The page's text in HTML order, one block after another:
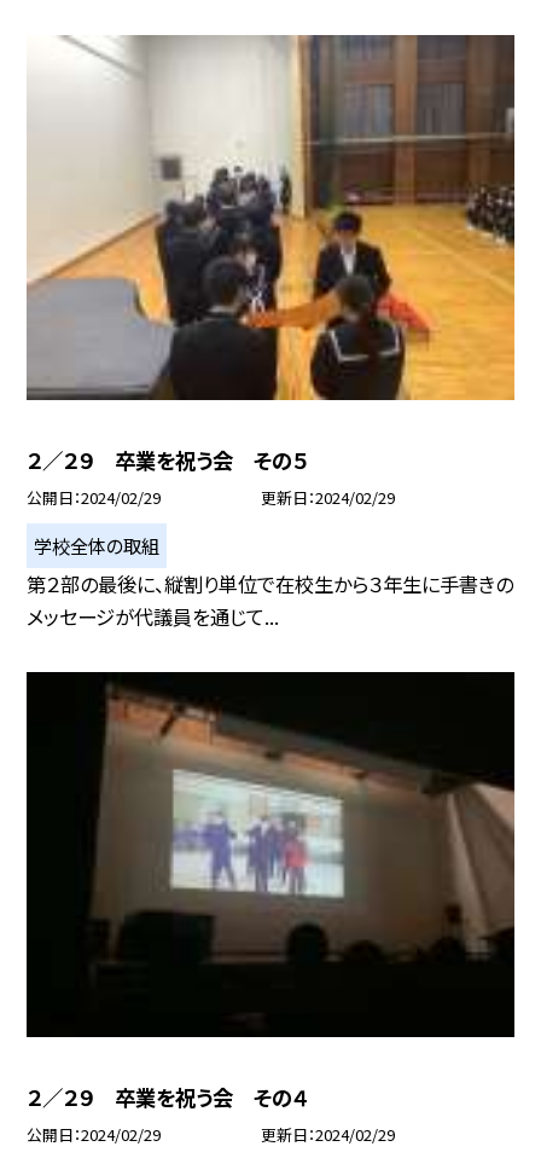
２／２９ 卒業を祝う会 その５
公開日 2024/02/29 更新日 2024/02/29
学校全体の取組
第２部の最後に、縦割り単位で在校生から３年生に手書きの
メッセージが代議員を通じて...
２／２９ 卒業を祝う会 その４
公開日 2024/02/29 更新日 2024/02/29